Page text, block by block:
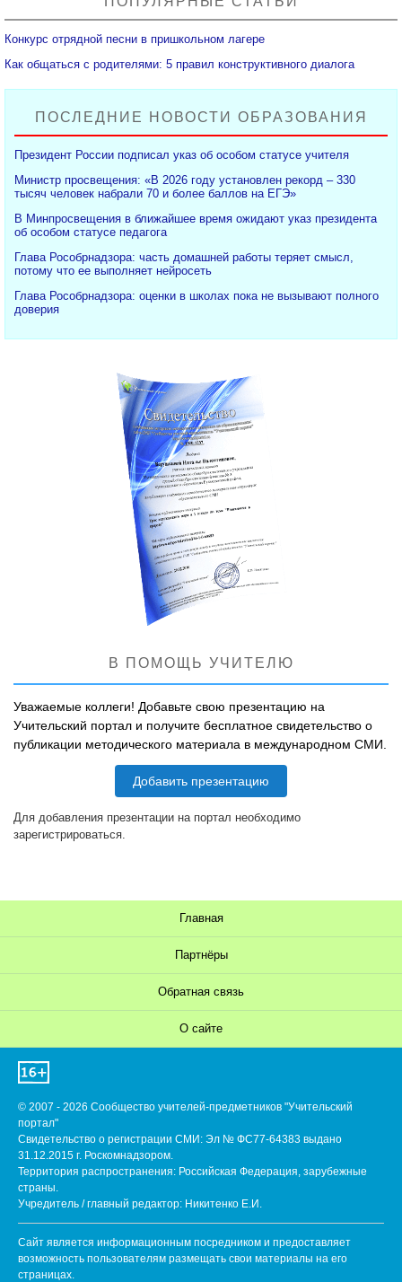
Конкурс отрядной песни в пришкольном лагере
Как общаться с родителями: 5 правил конструктивного диалога
ПОСЛЕДНИЕ НОВОСТИ ОБРАЗОВАНИЯ
Президент России подписал указ об особом статусе учителя
Министр просвещения: «В 2026 году установлен рекорд – 330
тысяч человек набрали 70 и более баллов на ЕГЭ»
В Минпросвещения в ближайшее время ожидают указ президента
об особом статусе педагога
Глава Рособрнадзора: часть домашней работы теряет смысл,
потому что ее выполняет нейросеть
Глава Рособрнадзора: оценки в школах пока не вызывают полного
доверия
В ПОМОЩЬ УЧИТЕЛЮ
Уважаемые коллеги! Добавьте свою презентацию на
Учительский портал и получите бесплатное свидетельство о
публикации методического материала в международном СМИ.
Добавить презентацию
Для добавления презентации на портал необходимо
зарегистрироваться.
Главная
Партнёры
Обратная связь
О сайте
© 2007 - 2026 Сообщество учителей-предметников "Учительский
портал"
Свидетельство о регистрации СМИ: Эл № ФС77-64383 выдано
31.12.2015 г. Роскомнадзором.
Территория распространения: Российская Федерация, зарубежные
страны.
Учредитель / главный редактор: Никитенко Е.И.
Сайт является информационным посредником и предоставляет
возможность пользователям размещать свои материалы на его
страницах.